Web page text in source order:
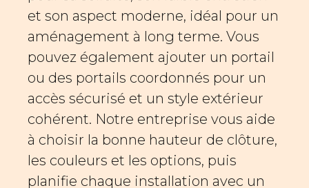
et son aspect moderne, idéal pour un
aménagement à long terme. Vous
pouvez également ajouter un portail
ou des portails coordonnés pour un
accès sécurisé et un style extérieur
cohérent. Notre entreprise vous aide
à choisir la bonne hauteur de clôture,
les couleurs et les options, puis
planifie chaque installation avec un